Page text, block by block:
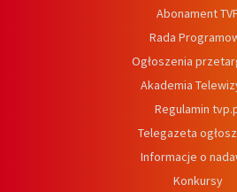
Abonament
Rada
Ogłoszenia
Akademia
Regulamin
Telegazeta
Informacje o
Konkursy